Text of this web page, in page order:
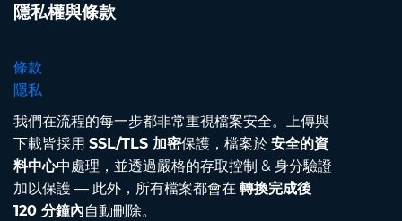
隱私權與條款
條款
隱私
我們在流程的每一步都非常重視檔案安全。上傳與
下載皆採用 SSL/TLS 加密保護，檔案於 安全的資
料中心中處理，並透過嚴格的存取控制 & 身分驗證
加以保護 — 此外，所有檔案都會在 轉換完成後
120 分鐘內自動刪除。